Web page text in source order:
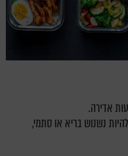
אדירה.
נשנוש בריא או סתמי,